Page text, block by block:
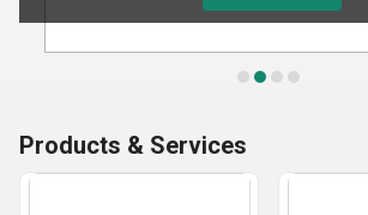
Products & Services